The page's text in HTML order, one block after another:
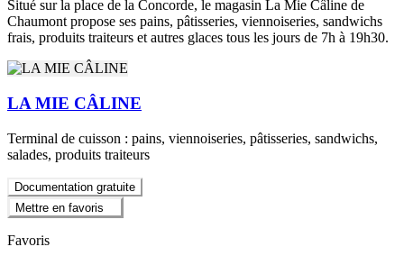
Situé sur la place de la Concorde, le magasin La Mie Câline de
Chaumont propose ses pains, pâtisseries, viennoiseries, sandwichs
frais, produits traiteurs et autres glaces tous les jours de 7h à 19h30.
LA MIE CÂLINE
Terminal de cuisson : pains, viennoiseries, pâtisseries, sandwichs,
salades, produits traiteurs
Documentation gratuite
Mettre en favoris
Favoris